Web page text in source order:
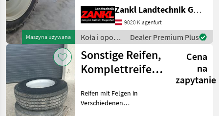
Marketplace
Oferty
dealerów
Ogłoszenia
drobne
Maszyna używana
MITAS AC85 320/85R34 25%
Rozstaw kół: 218 cm Pasują
do modeli St
Zankl Landtechnik GmbH
9020 Klagenfurt
Koła i opony
/ Sonstige
Dealer Premium Plus
Sonstige Reifen,
Komplettreifen,
Cena
na
zapytanie
Reifen mit Felgen in
Verschiedenen